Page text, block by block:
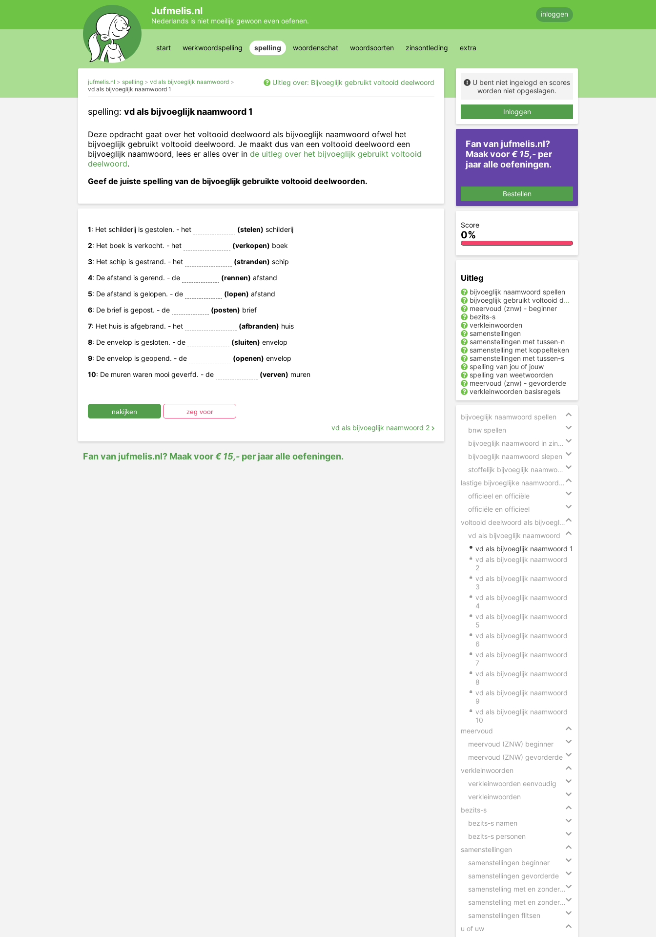
Jufmelis.nl
Nederlands is niet moeilijk gewoon even oefenen.
inloggen
start werkwoordspelling spelling woordenschat woordsoorten zinsontleding extra
jufmelis.nl spelling
vd als bijvoeglijk naamwoord
vd als bijvoeglijk naamwoord 1
Uitleg over: Bijvoeglijk gebruikt voltooid deelwoord
spelling: vd als bijvoeglijk naamwoord 1
Deze opdracht gaat over het voltooid deelwoord als bijvoeglijk naamwoord ofwel het
bijvoeglijk gebruikt voltooid deelwoord. Je maakt dus van een voltooid deelwoord een
bijvoeglijk naamwoord, lees er alles over in de uitleg over het bijvoeglijk gebruikt voltooid
deelwoord.
Geef de juiste spelling van de bijvoeglijk gebruikte voltooid deelwoorden.
1: Het schilderij is gestolen. - het (stelen) schilderij
2: Het boek is verkocht. - het (verkopen) boek
3: Het schip is gestrand. - het (stranden) schip
4: De afstand is gerend. - de (rennen) afstand
5: De afstand is gelopen. - de (lopen) afstand
6: De brief is gepost. - de (posten) brief
7: Het huis is afgebrand. - het (afbranden) huis
8: De envelop is gesloten. - de (sluiten) envelop
9: De envelop is geopend. - de (openen) envelop
10: De muren waren mooi geverfd. - de (verven) muren
vd als bijvoeglijk naamwoord 2
Fan van jufmelis.nl? Maak voor€ 15,- per jaar alle oefeningen.
U bent niet ingelogd en scores
worden niet opgeslagen.
Inloggen
Fan van jufmelis.nl?
Maak voor€ 15,- per
jaar alle oefeningen.
Bestellen
Score
0%
Uitleg
bijvoeglijk naamwoord spellen
bijvoeglijk gebruikt voltooid deelwoord
meervoud (znw) - beginner
bezits-s
verkleinwoorden
samenstellingen
samenstellingen met tussen-n
samenstelling met koppelteken
samenstellingen met tussen-s
spelling van jou of jouw
spelling van weetwoorden
meervoud (znw) - gevorderde
verkleinwoorden basisregels
bijvoeglijk naamwoord spellen
bnw spellen
bijvoeglijk naamwoord in zinnen
bijvoeglijk naamwoord slepen
stoffelijk bijvoeglijk naamwoord herkennen
lastige bijvoeglijke naamwoorden
officieel en officiële
officiële en officieel
voltooid deelwoord als bijvoeglijk naamwoord
vd als bijvoeglijk naamwoord
vd als bijvoeglijk naamwoord 1
vd als bijvoeglijk naamwoord
2
vd als bijvoeglijk naamwoord
3
vd als bijvoeglijk naamwoord
4
vd als bijvoeglijk naamwoord
5
vd als bijvoeglijk naamwoord
6
vd als bijvoeglijk naamwoord
7
vd als bijvoeglijk naamwoord
8
vd als bijvoeglijk naamwoord
9
vd als bijvoeglijk naamwoord
10
meervoud
meervoud (ZNW) beginner
meervoud (ZNW) gevorderde
verkleinwoorden
verkleinwoorden eenvoudig
verkleinwoorden
bezits-s
bezits-s namen
bezits-s personen
samenstellingen
samenstellingen beginner
samenstellingen gevorderde
samenstelling met en zonder tussen-s
samenstelling met en zonder koppelteken
samenstellingen flitsen
u of uw